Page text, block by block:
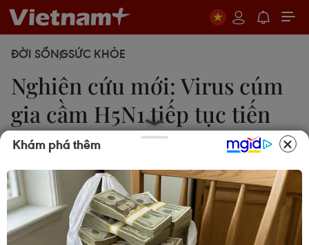
ĐỜI SỐNGSỨC KHỎE
Nghiên cứu mới: Virus cúm
gia cầm H5N1 tiếp tục tiến
hóa
Lan Phương
11/07/2022 13:31
Nghiên cứu được đăng tải trên tạp chí Emerging
Khám phá thêm